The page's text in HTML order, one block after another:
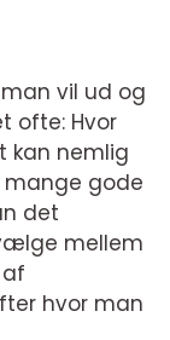
vil ud og
ofte: Hvor
kan nemlig
gode
det
mellem
af
hvor man